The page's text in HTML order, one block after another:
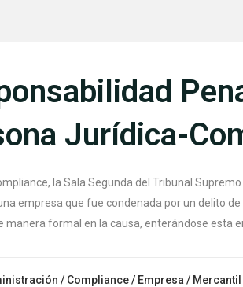
Jurídica-
la Sala Segunda del Tribunal
empresa que fue condenada por un delito
manera formal en la causa, enterándose esta
/ Compliance/ Empresa / Mercantil